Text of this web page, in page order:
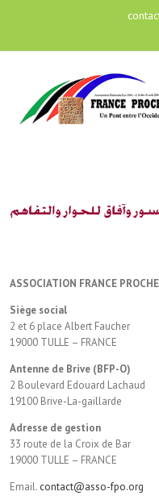
ASSOCIATION FRANCE
Siège social
2 et 6 place Albert Faucher
19000 TULLE – FRANCE
Antenne de Brive (BFP-O)
2 Boulevard Edouard Lachaud
19100 Brive-La-gaillarde
Adresse de gestion
33 route de la Croix de Bar
19000 TULLE – FRANCE
Email. contact@asso-fpo.org